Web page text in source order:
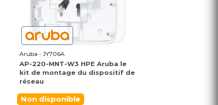
Aruba - JY706A
AP-220-MNT-W3 HPE Aruba le
kit de montage du dispositif de
réseau
Non disponible